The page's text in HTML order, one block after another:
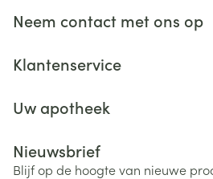
Neem contact met ons op
Klantenservice
Uw apotheek
Nieuwsbrief
Blijf op de hoogte van nieuwe